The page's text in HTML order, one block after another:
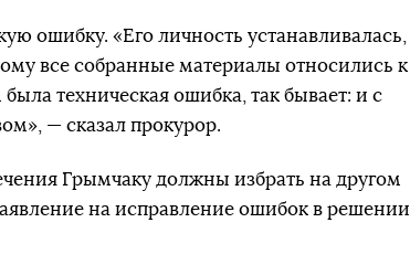
ошибку. «Его личность устанавливалась,
все собранные материалы относились к
техническая ошибка, так бывает: и с
— сказал прокурор.
Грымчаку должны избрать на другом
на исправление ошибок в решении